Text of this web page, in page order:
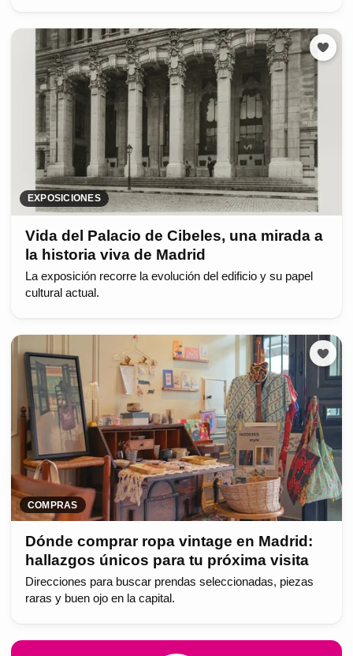
EXPOSICIONES
Vida del Palacio de Cibeles, una mirada a
la historia viva de Madrid
La exposición recorre la evolución del edificio y su papel
cultural actual.
COMPRAS
Dónde comprar ropa vintage en Madrid:
hallazgos únicos para tu próxima visita
Direcciones para buscar prendas seleccionadas, piezas
raras y buen ojo en la capital.